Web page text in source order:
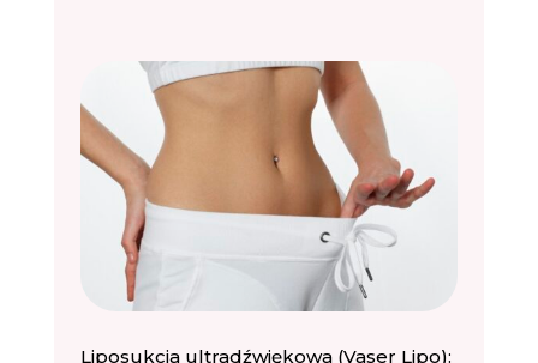
Liposukcja ultradźwiękowa (Vaser Lipo):